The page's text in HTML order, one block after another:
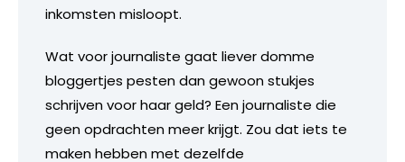
inkomsten misloopt.
Wat voor journaliste gaat liever domme
bloggertjes pesten dan gewoon stukjes
schrijven voor haar geld? Een journaliste die
geen opdrachten meer krijgt. Zou dat iets te
maken hebben met dezelfde